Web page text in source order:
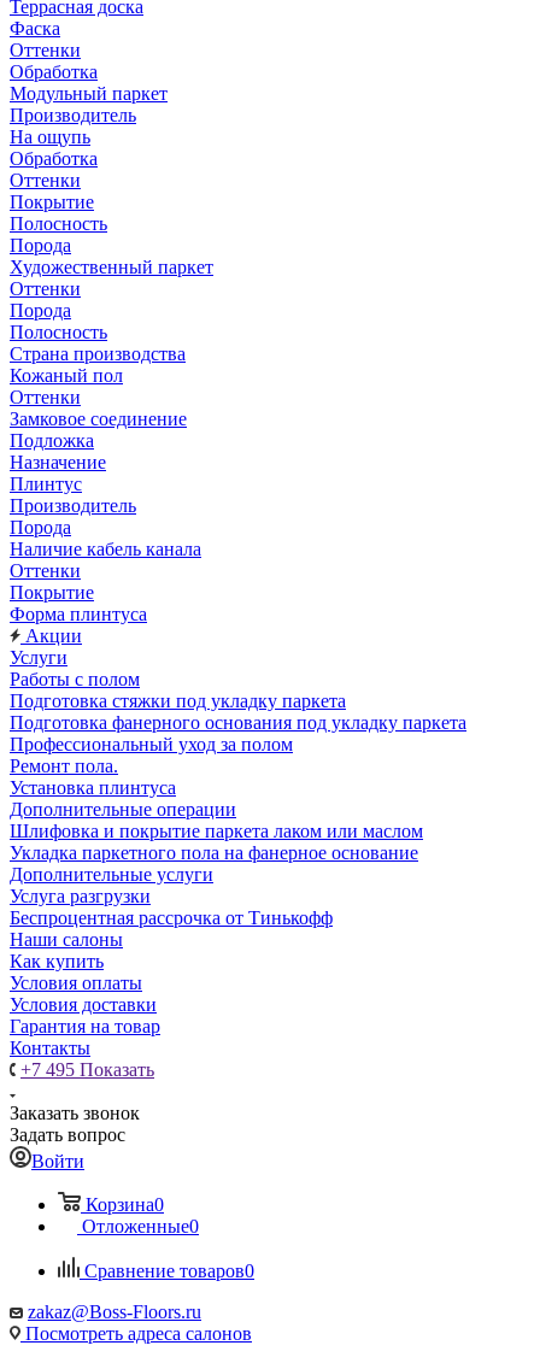
Террасная доска
Фаска
Оттенки
Обработка
Модульный паркет
Производитель
На ощупь
Обработка
Оттенки
Покрытие
Полосность
Порода
Художественный паркет
Оттенки
Порода
Полосность
Страна производства
Кожаный пол
Оттенки
Замковое соединение
Подложка
Назначение
Плинтус
Производитель
Порода
Наличие кабель канала
Оттенки
Покрытие
Форма плинтуса
Акции
Услуги
Работы с полом
Подготовка стяжки под укладку паркета
Подготовка фанерного основания под укладку паркета
Профессиональный уход за полом
Ремонт пола.
Установка плинтуса
Дополнительные операции
Шлифовка и покрытие паркета лаком или маслом
Укладка паркетного пола на фанерное основание
Дополнительные услуги
Услуга разгрузки
Беспроцентная рассрочка от Тинькофф
Наши салоны
Как купить
Условия оплаты
Условия доставки
Гарантия на товар
Контакты
+7 495 Показать
Заказать звонок
Задать вопрос
Войти
Корзина0
Отложенные0
Сравнение товаров0
zakaz@Boss-Floors.ru
Посмотреть адреса салонов